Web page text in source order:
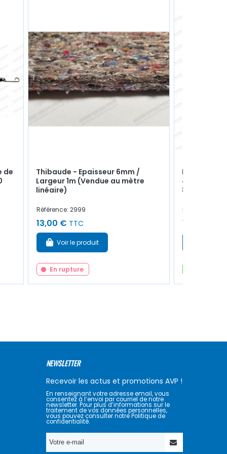
de
Thibaude - Epaisseur 6mm /
Largeur 1m (Vendue au mètre
linéaire)
Référence: 2999
13,00 € TTC
Voir le produit
En rupture
Durite
42x34mm -
8576590 /
Référence:
17,00 €
NEWSLETTER
Recevoir les actus et promotions AVP !
En renseignant votre adresse email, vous
consentez à l’envoi par courriel de notre
newsletter. Pour plus d’informations sur le
traitement de vos données personnelles,
vous pouvez consulter notre Politique de
confidentialité.